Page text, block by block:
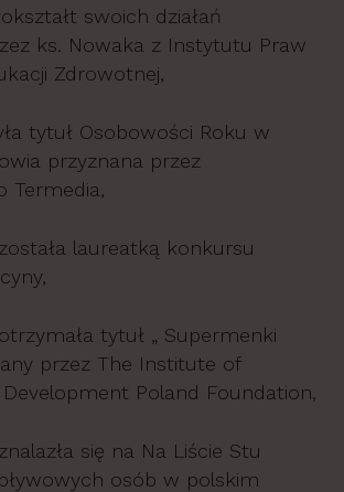
swoich działań
ks. Nowaka z Instytutu Praw
Zdrowotnej,
tytuł Osobowości Roku w
przyznana przez
Termedia,
laureatką konkursu
tytuł „ Supermenki
przez The Institute of
Poland Foundation,
się na Na Liście Stu
osób w polskim